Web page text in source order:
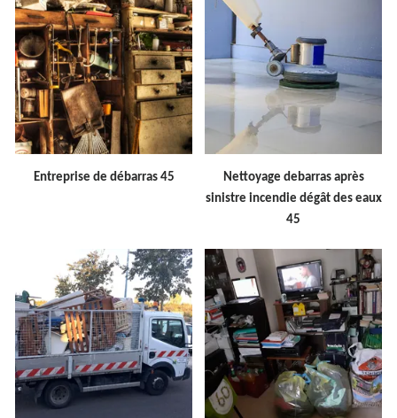
Entreprise de débarras 45
Nettoyage debarras après
sinistre incendie dégât des eaux
45